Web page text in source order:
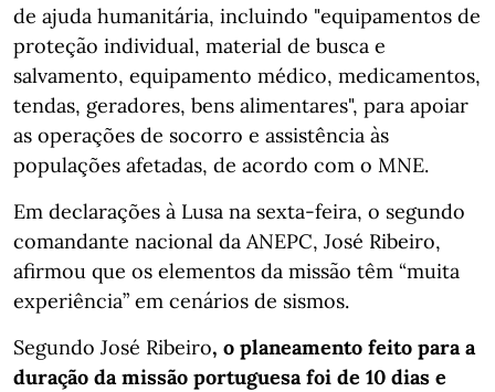
de ajuda humanitária, incluindo "equipamentos de
proteção individual, material de busca e
salvamento, equipamento médico, medicamentos,
tendas, geradores, bens alimentares", para apoiar
as operações de socorro e assistência às
populações afetadas, de acordo com o MNE.
Em declarações à Lusa na sexta-feira, o segundo
comandante nacional da ANEPC, José Ribeiro,
afirmou que os elementos da missão têm “muita
experiência” em cenários de sismos.
Segundo José Ribeiro, o planeamento feito para a
duração da missão portuguesa foi de 10 dias e